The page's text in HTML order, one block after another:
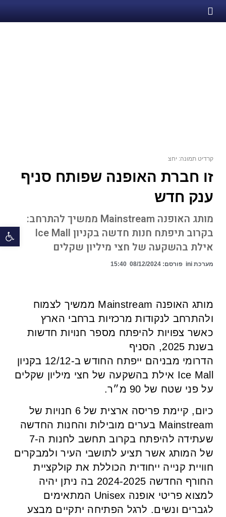
קרדיט תמונה: יחצ
זו חברת האופנה שפותח סניף
ענק חדש
מותג האופנה Mainstream ממשיך להתרחב:
בקרוב תיפתח חנות חדשה בקניון Ice Mall
אילת בהשקעה של חצי מיליון שקלים
מערכת ini פורסם: 15:40
מותג האופנה Mainstream ממשיך לצמוח
ולהתרחב לנקודות מרכזיות ברחבי הארץ
כאשר צפויות להיפתח מספר חנויות חדשות
בשנת 2025, הסניף
הדרומי מבניהם ייפתח החודש ב-12/12 בקניון
Ice Mall אילת בהשקעה של חצי מיליון שקלים
על פני שטח של 90 מ״ר.
כיום, קיימת פריסה ארצית של 6 חנויות של
Mainstream בערים מובילות והחנות החדשה
שעתידה להיפתח בקרוב תחשב לחנות ה-7
של המותג אשר תציע לתושבי העיר ולמבקרים
חוויית קנייה ייחודית הכוללת את קולקציית
החורף החדשה 2024-2025 בה ניתן יהיה
למצוא פריטי אופנה Unisex המתאימים
לגברים ונשים. לרגל הפתיחה יתקיים מבצע